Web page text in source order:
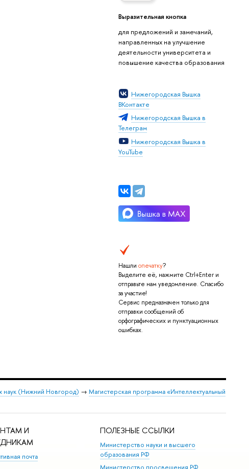
Выразительная кнопка
для предложений и замечаний,
направленных на улучшение
деятельности университета и
повышение качества образования
Нижегородская Вышка
ВКонтакте
Нижегородская Вышка в
Телеграм
Нижегородская Вышка в
YouTube
Нашли опечатку?
Выделите её, нажмите Ctrl+Enter и
отправьте нам уведомление. Спасибо
за участие!
Сервис предназначен только для
отправки сообщений об
орфографических и пунктуационных
ошибках.
наук (Нижний Новгород) → Магистерская программа «Интеллектуальный
И
почта
ПОЛЕЗНЫЕ ССЫЛКИ
Министерство науки и высшего
образования РФ